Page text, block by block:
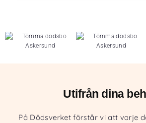
Utifrån dina
På Dödsverket förstår vi att varje